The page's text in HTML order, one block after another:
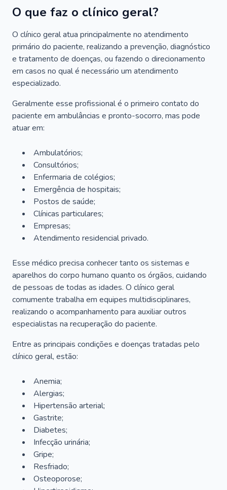
O que faz o clínico geral?
O clínico geral atua principalmente no atendimento
primário do paciente, realizando a prevenção, diagnóstico
e tratamento de doenças, ou fazendo o direcionamento
em casos no qual é necessário um atendimento
especializado.
Geralmente esse profissional é o primeiro contato do
paciente em ambulâncias e pronto-socorro, mas pode
atuar em:
Ambulatórios;
Consultórios;
Enfermaria de colégios;
Emergência de hospitais;
Postos de saúde;
Clínicas particulares;
Empresas;
Atendimento residencial privado.
Esse médico precisa conhecer tanto os sistemas e
aparelhos do corpo humano quanto os órgãos, cuidando
de pessoas de todas as idades. O clínico geral
comumente trabalha em equipes multidisciplinares,
realizando o acompanhamento para auxiliar outros
especialistas na recuperação do paciente.
Entre as principais condições e doenças tratadas pelo
clínico geral, estão:
Anemia;
Alergias;
Hipertensão arterial;
Gastrite;
Diabetes;
Infecção urinária;
Gripe;
Resfriado;
Osteoporose;